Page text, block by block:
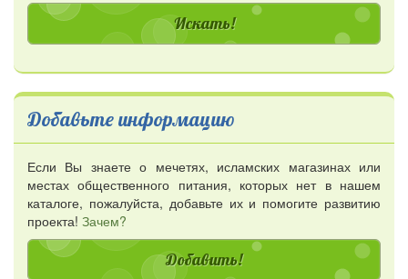
Добавьте информацию
Если Вы знаете о мечетях, исламских магазинах или
местах общественного питания, которых нет в нашем
каталоге, пожалуйста, добавьте их и помогите развитию
проекта! Зачем?
Добавить!